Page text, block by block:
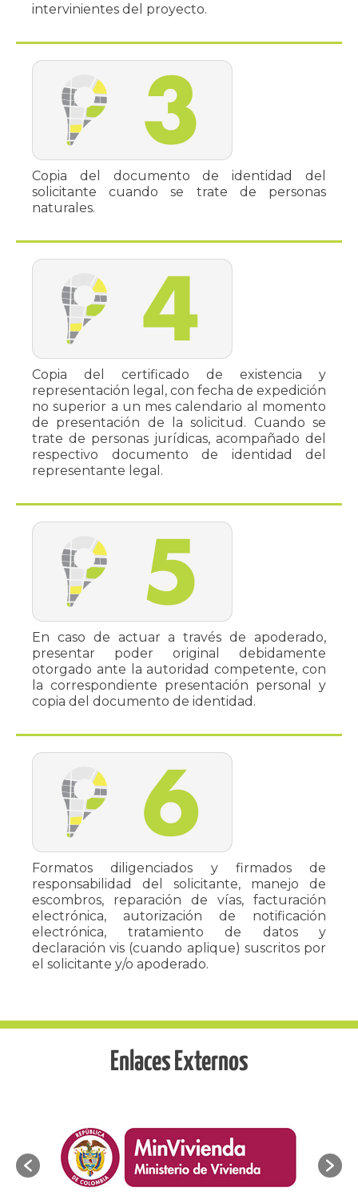
intervinientes del proyecto.
Copia del documento de identidad del
solicitante cuando se trate de personas
naturales.
Copia del certificado de existencia y
representación legal, con fecha de expedición
no superior a un mes calendario al momento
de presentación de la solicitud. Cuando se
trate de personas jurídicas, acompañado del
respectivo documento de identidad del
representante legal.
En caso de actuar a través de apoderado,
presentar poder original debidamente
otorgado ante la autoridad competente, con
la correspondiente presentación personal y
copia del documento de identidad.
Formatos diligenciados y firmados de
responsabilidad del solicitante, manejo de
escombros, reparación de vías, facturación
electrónica, autorización de notificación
electrónica, tratamiento de datos y
declaración vis (cuando aplique) suscritos por
el solicitante y/o apoderado.
Enlaces Externos